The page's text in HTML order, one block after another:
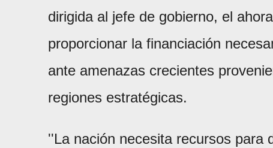
dirigida al jefe de gobierno, el
proporcionar la financiación
ante amenazas crecientes
regiones estratégicas.
''La nación necesita recursos para